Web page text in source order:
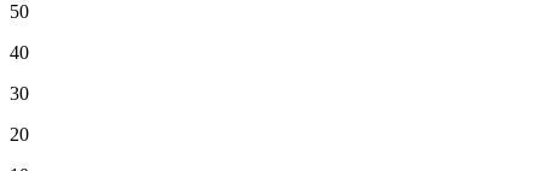
50
40
30
20